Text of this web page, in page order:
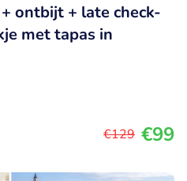
ontbijt + late check-
met tapas in
€129 €99